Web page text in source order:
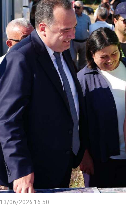
13/06/2026 16:50